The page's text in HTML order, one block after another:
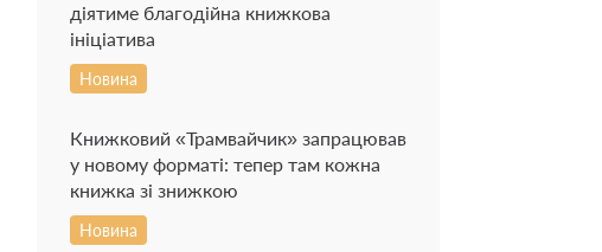
діятиме благодійна книжкова
ініціатива
Новина
Книжковий «Трамвайчик» запрацював
у новому форматі: тепер там кожна
книжка зі знижкою
Новина